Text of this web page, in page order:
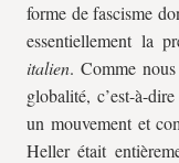
forme de fascisme
essentiellement la
italien. Comme
globalité, c’est-à-
un mouvement et
Heller était